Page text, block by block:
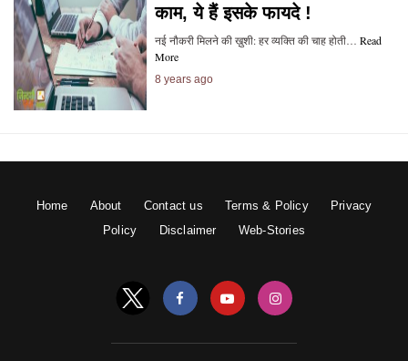
काम, ये हैं इसके फायदे !
नई नौकरी मिलने की ख़ुशी: हर व्यक्ति की चाह होती… Read
More
8 years ago
Home About Contact us Terms & Policy
Privacy
Policy
Disclaimer Web-Stories